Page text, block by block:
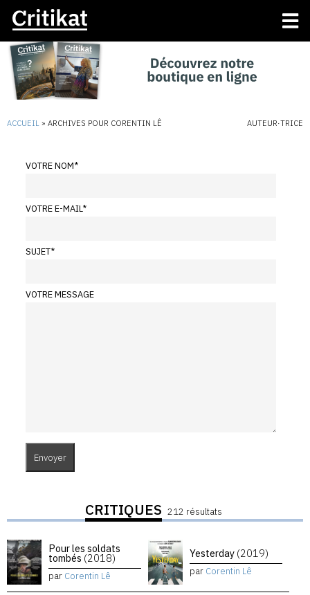
ACCUEIL » ARCHIVES POUR CORENTIN LÊ AUTEUR·TRICE
VOTRE NOM*
VOTRE E-MAIL*
SUJET*
VOTRE MESSAGE
CRITIQUES 212 résultats
Pour les soldats
tombés (2018)
par Corentin Lê
Yesterday (2019)
par Corentin Lê